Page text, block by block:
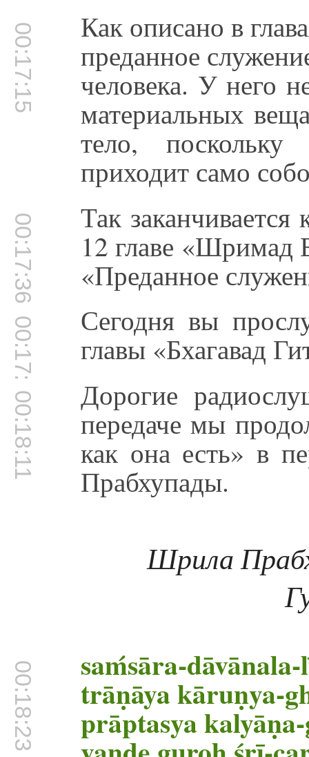
00:17:15 Как описано в
преданное
человека. У него
материальных
тело,
приходит само
00:17:36 Так
12 главе «Шримад
«Преданное
00:17:59 Сегодня вы
главы «Бхагавад
00:18:11 Дорогие
передаче мы
как она есть» в
Прабхупады.
Шрила
00:18:23 saḿsāra-
trāṇāya kāruṇya-
prāptasya